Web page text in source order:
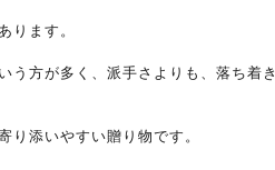
ります。
う方が多く、派手さよりも、落ち着き
り添いやすい贈り物です。